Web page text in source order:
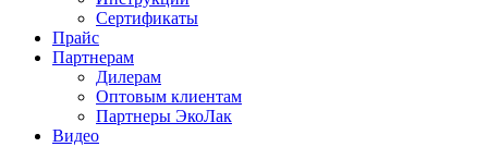
Сертификаты
Прайс
Партнерам
Дилерам
Оптовым клиентам
Партнеры ЭкоЛак
Видео